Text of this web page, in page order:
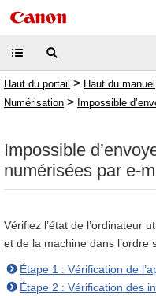
Haut du portail > Haut du manuel
Numérisation > Impossible
Impossible
numérisées par e-
Vérifiez l’état de l’ordinateur
et de la machine dans l’ordre
Étape 1 : Vérification de
Étape 2 : Vérification des